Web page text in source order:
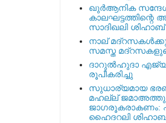
ഖുര്‍ആനിക
കാലഘട്ടത്തിന്റെ
സാദിഖലി
നാല് മദ്‌റസകള്‍ക്കു
സമസ്ത
ദാറുല്‍ഹുദാ
രൂപീകരിച്ചു
സുധാര്യമായ
മഹല്ല്
ജാഗരൂകരാകണം:
ഹൈദറലി